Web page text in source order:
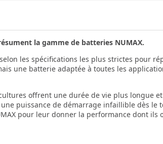
la gamme de batteries NUMAX.
les spécifications les plus strictes pour
une batterie adaptée à toutes les
offrent une durée de vie plus longue
puissance de démarrage infaillible dès
pour leur donner la performance dont ils